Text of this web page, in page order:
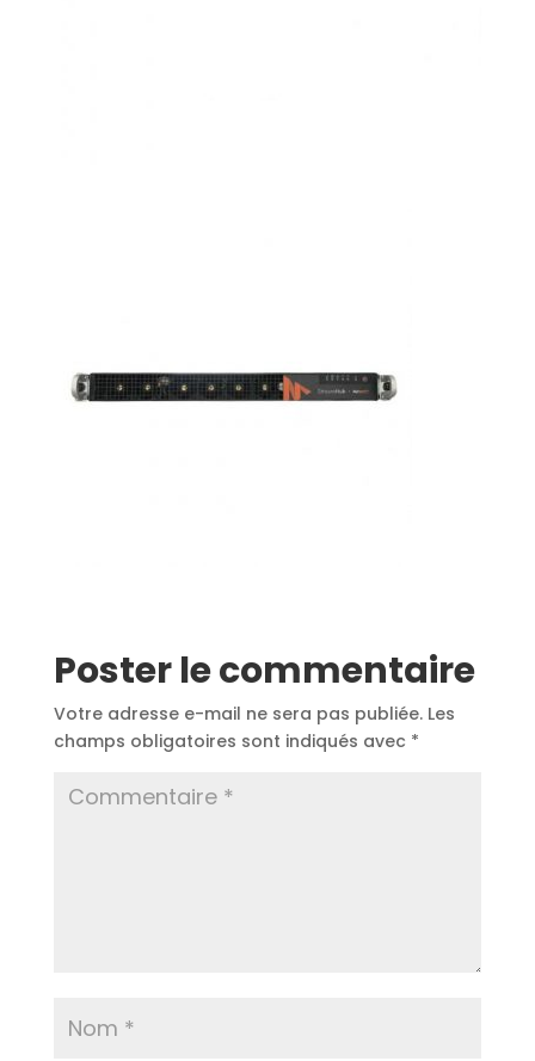
Poster le commentaire
Votre adresse e-mail ne sera pas publiée. Les
champs obligatoires sont indiqués avec *